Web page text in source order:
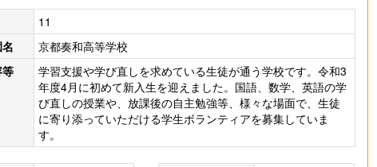
11
京都奏和高等学校
学習支援や学び直しを求めている生徒が通う学校です。令和3
年度4月に初めて新入生を迎えました。国語、数学、英語の学
び直しの授業や、放課後の自主勉強等、様々な場面で、生徒
に寄り添っていただける学生ボランティアを募集していま
す。